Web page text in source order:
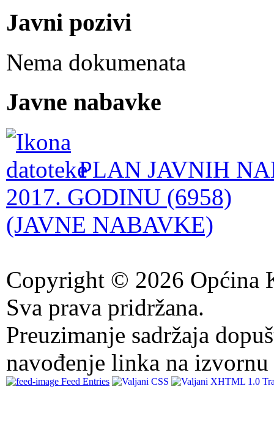
Javni pozivi
Nema dokumenata
Javne nabavke
PLAN JAVNIH
2017. GODINU (6958)
(JAVNE NABAVKE)
Copyright © 2026 Općina
Sva prava pridržana.
Preuzimanje sadržaja
navođenje linka na izvornu
Feed Entries